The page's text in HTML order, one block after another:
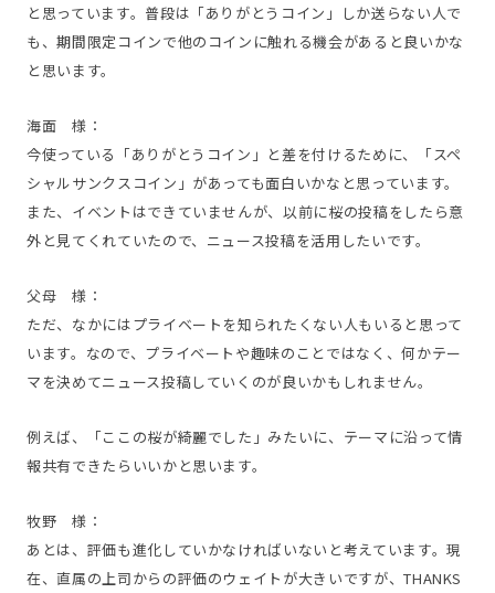
と思っています。普段は「ありがとうコイン」しか送らない人で
も、期間限定コインで他のコインに触れる機会があると良いかな
と思います。
海面 様：
今使っている「ありがとうコイン」と差を付けるために、「スペ
シャルサンクスコイン」があっても面白いかなと思っています。
また、イベントはできていませんが、以前に桜の投稿をしたら意
外と見てくれていたので、ニュース投稿を活用したいです。
父母 様：
ただ、なかにはプライベートを知られたくない人もいると思って
います。なので、プライベートや趣味のことではなく、何かテー
マを決めてニュース投稿していくのが良いかもしれません。
例えば、「ここの桜が綺麗でした」みたいに、テーマに沿って情
報共有できたらいいかと思います。
牧野 様：
あとは、評価も進化していかなければいないと考えています。現
在、直属の上司からの評価のウェイトが大きいですが、THANKS